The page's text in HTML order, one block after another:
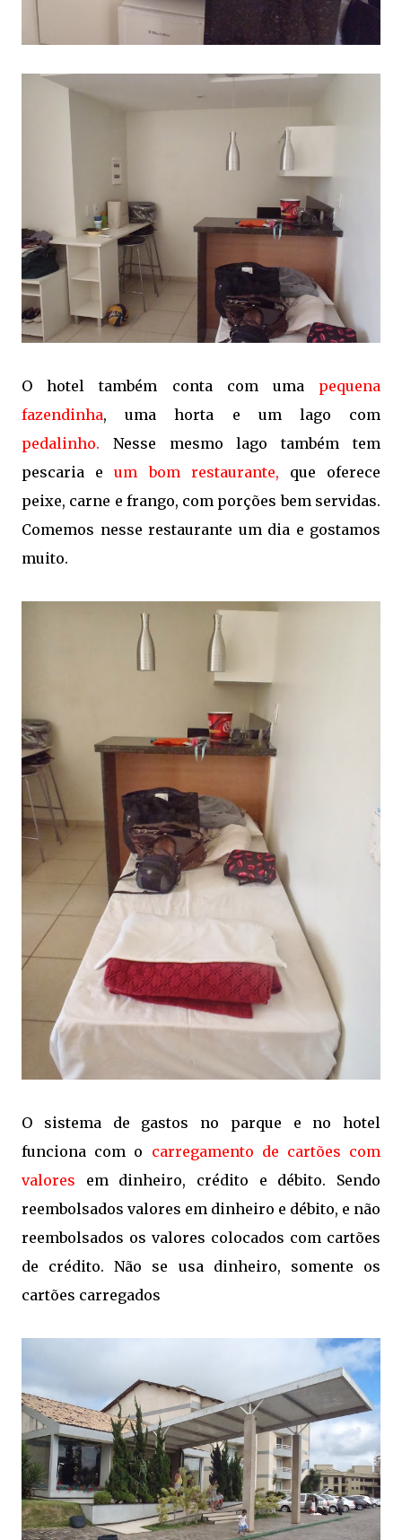
O hotel também conta com uma pequena
fazendinha, uma horta e um lago com
pedalinho. Nesse mesmo lago também tem
pescaria e um bom restaurante, que oferece
peixe, carne e frango, com porções bem servidas.
Comemos nesse restaurante um dia e gostamos
muito.
O sistema de gastos no parque e no hotel
funciona com o carregamento de cartões com
valores em dinheiro, crédito e débito. Sendo
reembolsados valores em dinheiro e débito, e não
reembolsados os valores colocados com cartões
de crédito. Não se usa dinheiro, somente os
cartões carregados